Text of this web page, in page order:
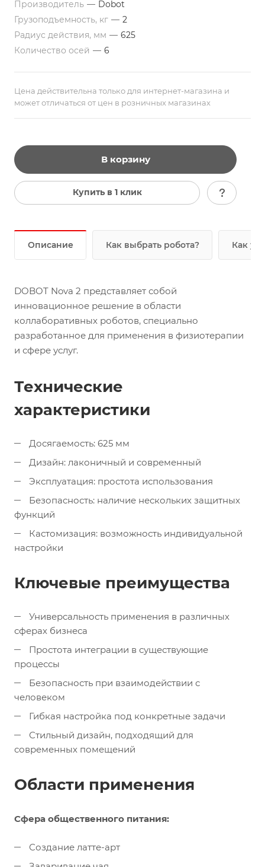
Производитель — Dobot
Грузоподъемность, кг — 2
Радиус действия, мм — 625
Количество осей — 6
Цена действительна только для интернет-магазина и
может отличаться от цен в розничных магазинах
В корзину
Купить в 1 клик
Описание Как выбрать робота? Как
DOBOT Nova 2 представляет собой
инновационное решение в области
коллаборативных роботов, специально
разработанное для применения в физиотерапии
и сфере услуг.
Технические
характеристики
Досягаемость: 625 мм
Дизайн: лаконичный и современный
Эксплуатация: простота использования
Безопасность: наличие нескольких защитных
функций
Кастомизация: возможность индивидуальной
настройки
Ключевые преимущества
Универсальность применения в различных
сферах бизнеса
Простота интеграции в существующие
процессы
Безопасность при взаимодействии с
человеком
Гибкая настройка под конкретные задачи
Стильный дизайн, подходящий для
современных помещений
Области применения
Сфера общественного питания:
Создание латте-арт